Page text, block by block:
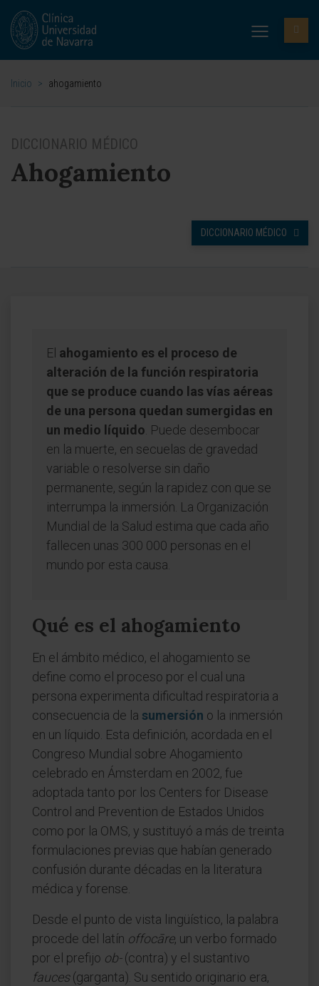
Inicio > ahogamiento
DICCIONARIO MÉDICO
Ahogamiento
DICCIONARIO MÉDICO
El ahogamiento es el proceso de
alteración de la función respiratoria
que se produce cuando las vías aéreas
de una persona quedan sumergidas en
un medio líquido . Puede desembocar
en la muerte, en secuelas de gravedad
variable o resolverse sin daño
permanente, según la rapidez con que se
interrumpa la inmersión. La Organización
Mundial de la Salud estima que cada año
fallecen unas 300 000 personas en el
mundo por esta causa.
Qué es el ahogamiento
En el ámbito médico, el ahogamiento se
define como el proceso por el cual una
persona experimenta dificultad respiratoria a
consecuencia de la sumersión o la inmersión
en un líquido. Esta definición, acordada en el
Congreso Mundial sobre Ahogamiento
celebrado en Ámsterdam en 2002, fue
adoptada tanto por los Centers for Disease
Control and Prevention de Estados Unidos
como por la OMS, y sustituyó a más de treinta
formulaciones previas que habían generado
confusión durante décadas en la literatura
médica y forense.
Desde el punto de vista lingüístico, la palabra
procede del latín offocāre, un verbo formado
por el prefijo ob-(contra) y el sustantivo
fauces(garganta). Su sentido originario era,